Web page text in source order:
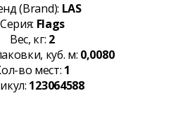
(Brand): LAS
Серия: Flags
Вес, кг: 2
куб. м: 0,0080
во мест: 1
123064588